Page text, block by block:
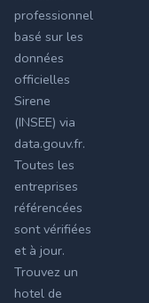
professionnel
basé sur les
données
officielles
Sirene
(INSEE) via
data.gouv.fr.
Toutes les
entreprises
référencées
sont vérifiées
et à jour.
Trouvez un
hotel de